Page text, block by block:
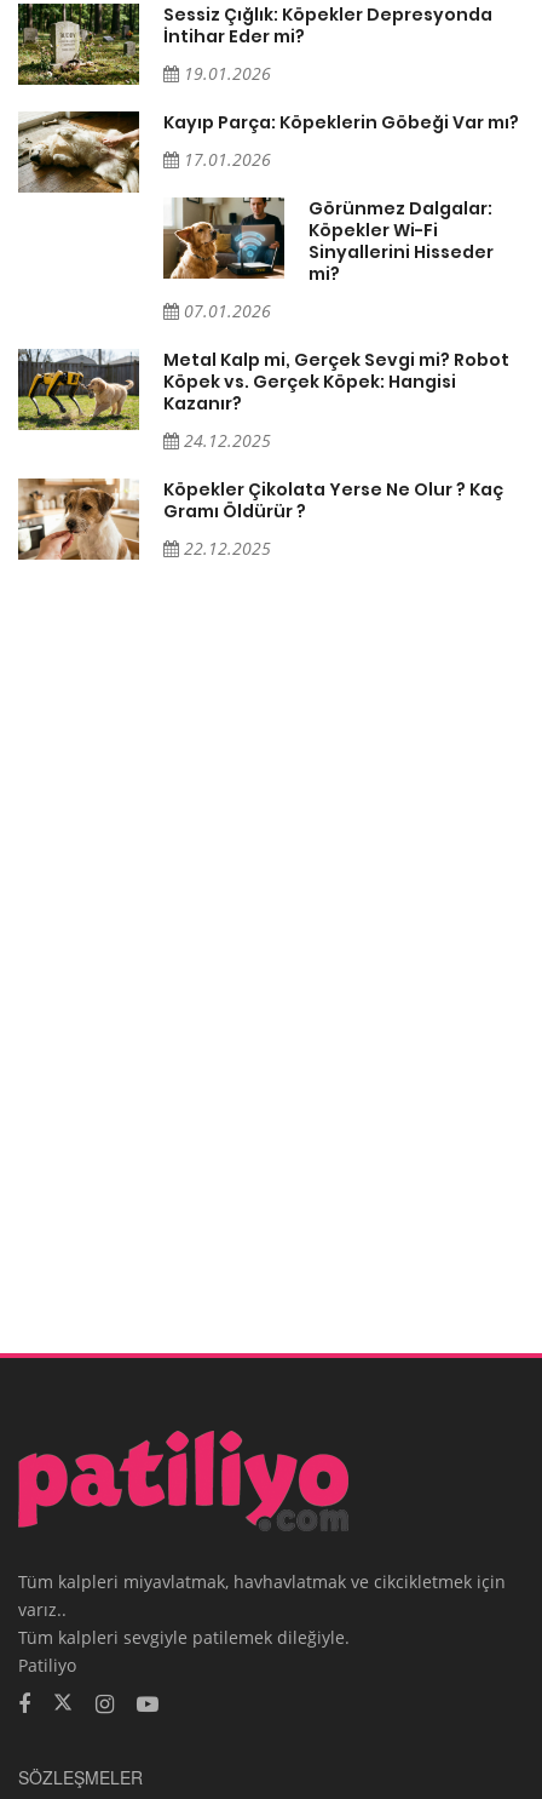
Sessiz Çığlık: Köpekler Depresyonda
İntihar Eder mi?
19.01.2026
Kayıp Parça: Köpeklerin Göbeği Var mı?
17.01.2026
Görünmez Dalgalar:
Köpekler Wi-Fi
Sinyallerini Hisseder
mi?
07.01.2026
Metal Kalp mi, Gerçek Sevgi mi? Robot
Köpek vs. Gerçek Köpek: Hangisi
Kazanır?
24.12.2025
Köpekler Çikolata Yerse Ne Olur ? Kaç
Gramı Öldürür ?
22.12.2025
Tüm kalpleri miyavlatmak, havhavlatmak ve cikcikletmek için
varız..
Tüm kalpleri sevgiyle patilemek dileğiyle.
Patiliyo
SÖZLEŞMELER